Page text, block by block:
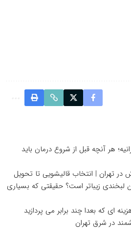
هر آنچه قبل از شروع درمان باید
تهران | انتخاب قالیشویی تا تحویل
لبخندی زیباتر است؟ حقیقتی که بسیاری
ای که بعدا چند برابر می پردازید
در شرق تهران